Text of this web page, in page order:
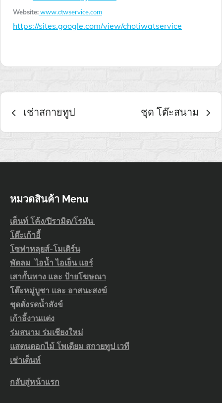
Website:www.ctwservice.com
https://sites.google.com/view/chotiwatservice
เมนู
นำทาง
เรื่อง
เช่าสกายทูป ชุด โต๊ะสนาม
หมวดสินค้า Menu
เต็นท์ โค้ง/ปิรามิด/โรมัน
โต๊ะเก้าอี้
โซฟาหลุยส์-โมเดิร์น
พัดลม ไอน้ำ ไอเย็น แอร์
เสากั้นทาง และ ป้ายโฆษณา
โต๊ะหมู่บูชา และ อาสนะสงฆ์
ชุดตั่งรดน้ำสังข์
เก้าอี้งานแต่ง
ร่มสนาม ร่มเชียงใหม่
แสตนดอกไม้ โพเดียม สกายทูป เวที
เช่าเต็นท์
กลับสู่หน้าแรก